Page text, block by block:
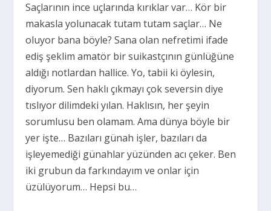
Saçlarının ince uçlarında kırıklar var… Kör bir
makasla yolunacak tutam tutam saçlar… Ne
oluyor bana böyle? Sana olan nefretimi ifade
ediş şeklim amatör bir suikastçının günlüğüne
aldığı notlardan hallice. Yo, tabii ki öylesin,
diyorum. Sen haklı çıkmayı çok seversin diye
tıslıyor dilimdeki yılan. Haklısın, her şeyin
sorumlusu ben olamam. Ama dünya böyle bir
yer işte… Bazıları günah işler, bazıları da
işleyemediği günahlar yüzünden acı çeker. Ben
iki grubun da farkındayım ve onlar için
üzülüyorum… Hepsi bu…